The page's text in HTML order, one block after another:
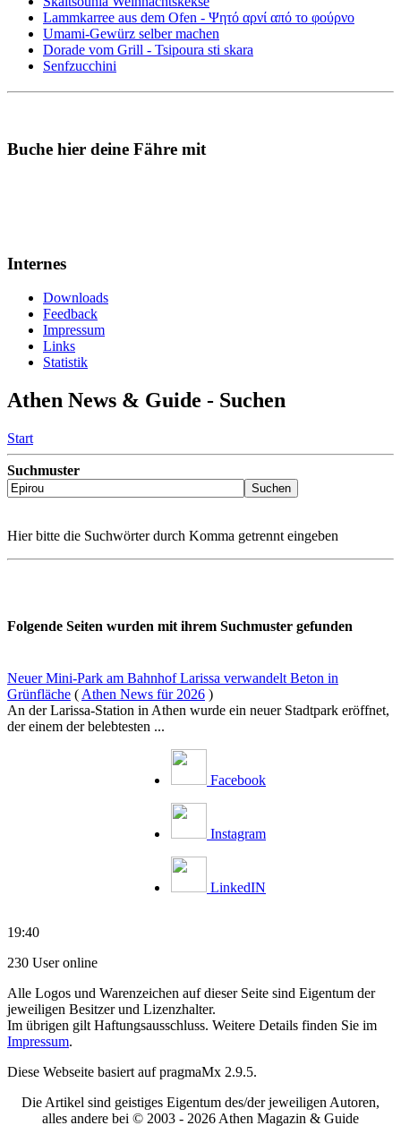
Lammkarree aus dem Ofen - Ψητό αρνί από το φούρνο
Umami-Gewürz selber machen
Dorade vom Grill - Tsipoura sti skara
Senfzucchini
Buche hier deine Fähre mit
Internes
Downloads
Feedback
Impressum
Links
Statistik
Athen News & Guide - Suchen
Start
Suchmuster
Hier bitte die Suchwörter durch Komma getrennt eingeben
Folgende Seiten wurden mit ihrem Suchmuster gefunden
Neuer Mini-Park am Bahnhof Larissa verwandelt Beton in
Grünfläche ( Athen News für 2026 )
An der Larissa-Station in Athen wurde ein neuer Stadtpark eröffnet,
der einem der belebtesten ...
Facebook
Instagram
LinkedIN
19:40
230 User online
Alle Logos und Warenzeichen auf dieser Seite sind Eigentum der
jeweiligen Besitzer und Lizenzhalter.
Im übrigen gilt Haftungsausschluss. Weitere Details finden Sie im
Impressum.
Diese Webseite basiert auf pragmaMx 2.9.5.
Die Artikel sind geistiges Eigentum des/der jeweiligen Autoren,
alles andere bei © 2003 - 2026 Athen Magazin & Guide